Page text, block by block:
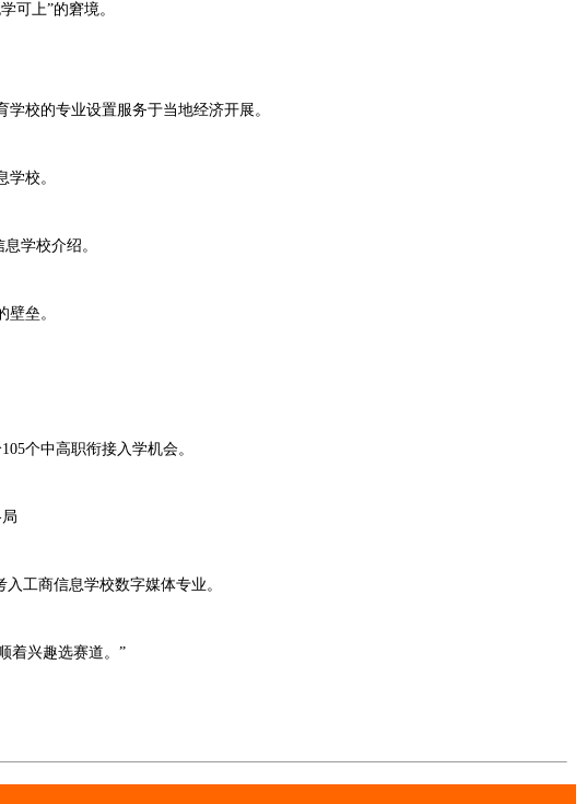
可上”的窘境。
校的专业设置服务于当地经济开展。
校。
学校介绍。
垒。
个中高职衔接入学机会。
工商信息学校数字媒体专业。
着兴趣选赛道。”